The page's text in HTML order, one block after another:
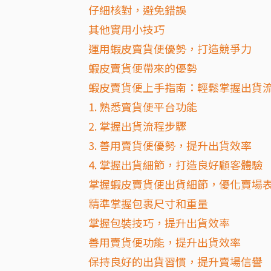
仔細核對，避免錯誤
其他實用小技巧
運用蝦皮賣貨便優勢，打造競爭力
蝦皮賣貨便帶來的優勢
蝦皮賣貨便上手指南：輕鬆掌握出貨
1. 熟悉賣貨便平台功能
2. 掌握出貨流程步驟
3. 善用賣貨便優勢，提升出貨效率
4. 掌握出貨細節，打造良好顧客體驗
掌握蝦皮賣貨便出貨細節，優化賣場
精準掌握包裹尺寸和重量
掌握包裝技巧，提升出貨效率
善用賣貨便功能，提升出貨效率
保持良好的出貨習慣，提升賣場信譽